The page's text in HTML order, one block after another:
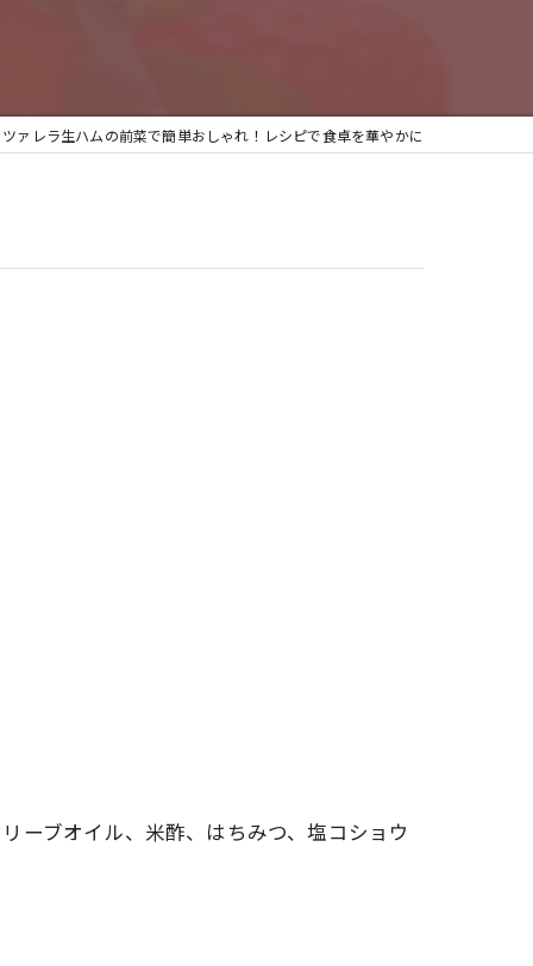
ァレラ生ハムの前菜で簡単おしゃれ！レシピで食卓を華やかに
ーブオイル、米酢、はちみつ、塩コショウ